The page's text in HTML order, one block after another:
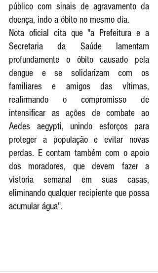
público com sinais de agravamento da
doença, indo a óbito no mesmo dia.
Nota oficial cita que "a Prefeitura e a
Secretaria da Saúde lamentam
profundamente o óbito causado pela
dengue e se solidarizam com os
familiares e amigos das vítimas,
reafirmando o compromisso de
intensificar as ações de combate ao
Aedes aegypti, unindo esforços para
proteger a população e evitar novas
perdas. E contam também com o apoio
dos moradores, que devem fazer a
vistoria semanal em suas casas,
eliminando qualquer recipiente que possa
acumular água".